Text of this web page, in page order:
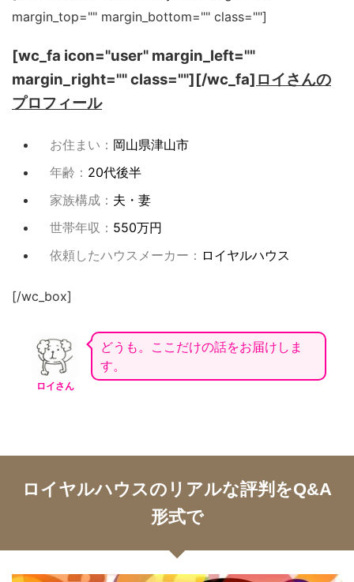
margin_top="" margin_bottom="" class=""]
[wc_fa icon="user" margin_left=""
margin_right="" class=""][/wc_fa] ロイさんの
プロフィール
お住まい： 岡山県津山市
年齢： 20代後半
家族構成： 夫・妻
世帯年収： 550万円
依頼したハウスメーカー： ロイヤルハウス
[/wc_box]
ロイさん
どうも。ここだけの話をお届けしま
す。
ロイヤルハウスのリアルな評判をQ&A
形式で